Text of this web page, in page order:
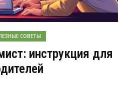
СОВЕТЫ
инструкция для